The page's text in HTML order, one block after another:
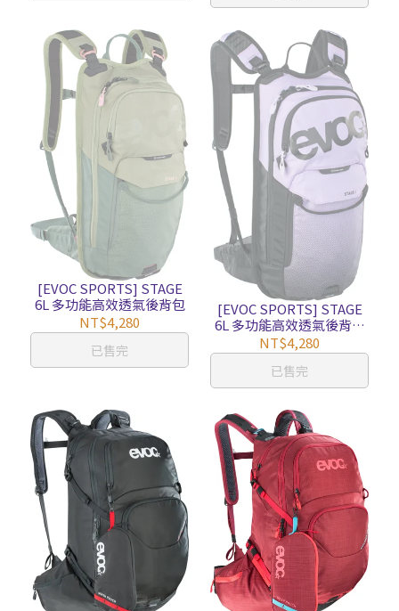
[EVOC SPORTS] STAGE
6L 多功能高效透氣後背包
NT$4,280
已售完
[EVOC SPORTS] STAGE
6L 多功能高效透氣後背包
經典配色
NT$4,280
已售完